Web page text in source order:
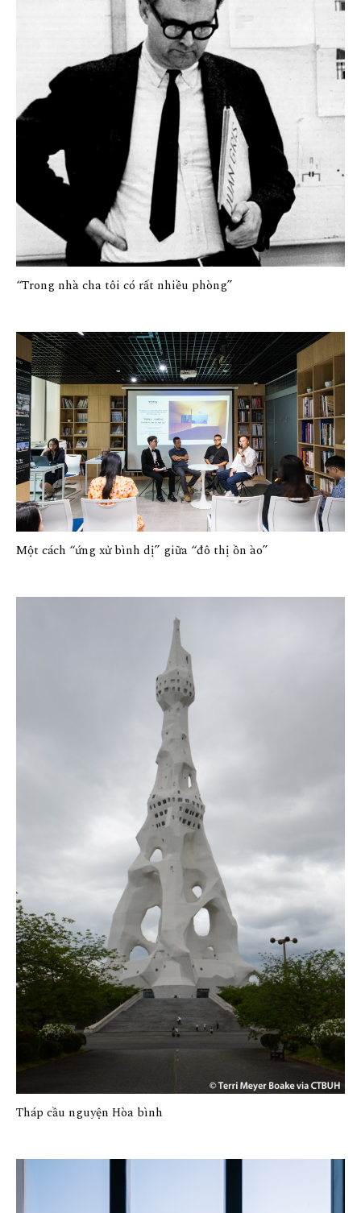
“Trong nhà cha tôi có rất nhiều phòng”
Một cách “ứng xử bình dị” giữa “đô thị ồn ào”
Tháp cầu nguyện Hòa bình